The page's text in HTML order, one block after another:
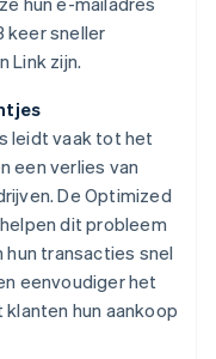
keer sneller
Link zijn.
leidt vaak tot het
een verlies van
De Optimized
dit probleem
transacties snel
eenvoudiger het
hun aankoop